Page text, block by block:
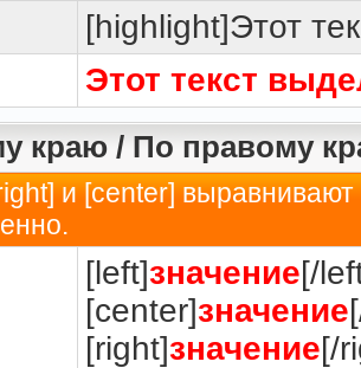
[highlight]Этот
Этот текст
краю / По правому
и [center]
[left]значение[/
[center]значение
[right]значение[/